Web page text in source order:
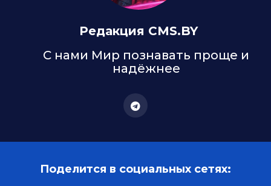
Редакция CMS.BY
С нами Мир познавать проще и
надёжнее
Поделится в социальных сетях: